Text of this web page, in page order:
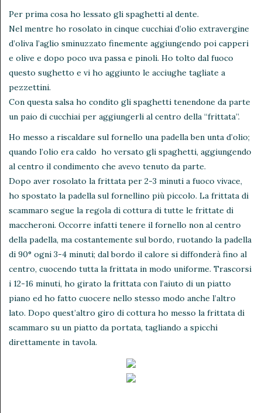
Per prima cosa ho lessato gli spaghetti al dente.
Nel mentre ho rosolato in cinque cucchiai d’olio extravergine
d’oliva l’aglio sminuzzato finemente aggiungendo poi capperi
e olive e dopo poco uva passa e pinoli. Ho tolto dal fuoco
questo sughetto e vi ho aggiunto le acciughe tagliate a
pezzettini.
Con questa salsa ho condito gli spaghetti tenendone da parte
un paio di cucchiai per aggiungerli al centro della “frittata”.
Ho messo a riscaldare sul fornello una padella ben unta d’olio;
quando l’olio era caldo ho versato gli spaghetti, aggiungendo
al centro il condimento che avevo tenuto da parte.
Dopo aver rosolato la frittata per 2-3 minuti a fuoco vivace,
ho spostato la padella sul fornellino più piccolo. La frittata di
scammaro segue la regola di cottura di tutte le frittate di
maccheroni. Occorre infatti tenere il fornello non al centro
della padella, ma costantemente sul bordo, ruotando la padella
di 90° ogni 3-4 minuti; dal bordo il calore si diffonderà fino al
centro, cuocendo tutta la frittata in modo uniforme. Trascorsi
i 12-16 minuti, ho girato la frittata con l’aiuto di un piatto
piano ed ho fatto cuocere nello stesso modo anche l’altro
lato. Dopo quest’altro giro di cottura ho messo la frittata di
scammaro su un piatto da portata, tagliando a spicchi
direttamente in tavola.